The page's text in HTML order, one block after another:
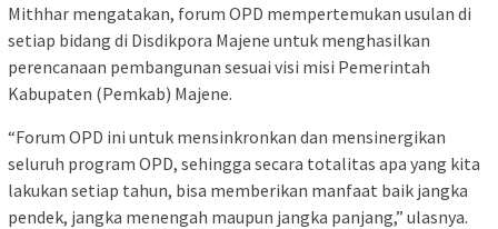
Mithhar mengatakan, forum OPD mempertemukan usulan di
setiap bidang di Disdikpora Majene untuk menghasilkan
perencanaan pembangunan sesuai visi misi Pemerintah
Kabupaten (Pemkab) Majene.
“Forum OPD ini untuk mensinkronkan dan mensinergikan
seluruh program OPD, sehingga secara totalitas apa yang kita
lakukan setiap tahun, bisa memberikan manfaat baik jangka
pendek, jangka menengah maupun jangka panjang,” ulasnya.